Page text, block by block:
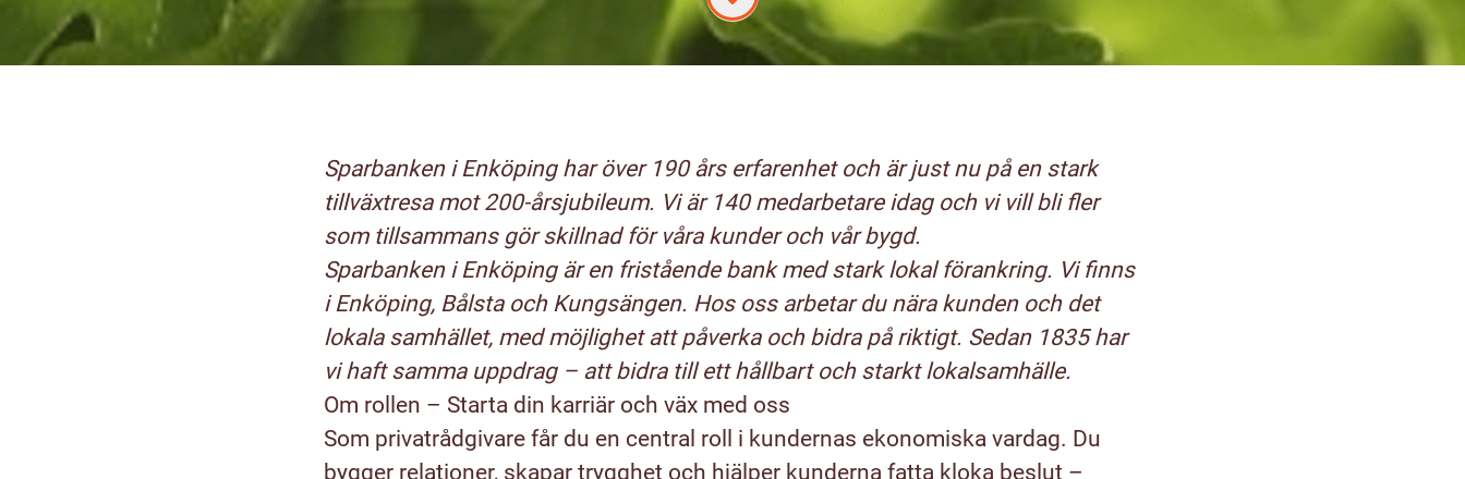
Sparbanken i Enköping har över 190 års erfarenhet och är just nu på en stark
tillväxtresa mot 200-årsjubileum. Vi är 140 medarbetare idag och vi vill bli fler
som tillsammans gör skillnad för våra kunder och vår bygd.
Sparbanken i Enköping är en fristående bank med stark lokal förankring. Vi finns
i Enköping, Bålsta och Kungsängen. Hos oss arbetar du nära kunden och det
lokala samhället, med möjlighet att påverka och bidra på riktigt. Sedan 1835 har
vi haft samma uppdrag – att bidra till ett hållbart och starkt lokalsamhälle.
Om rollen – Starta din karriär och väx med oss
Som privatrådgivare får du en central roll i kundernas ekonomiska vardag. Du
bygger relationer, skapar trygghet och hjälper kunderna fatta kloka beslut –